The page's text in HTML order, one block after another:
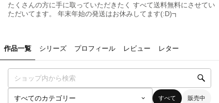
たくさんの方に手に取っていただきたく すべて送料無料にさせてい
ただいてます。 年末年始の発送はお休みしてます(:D)┓
作品一覧 シリーズ プロフィール レビュー レター
すべて 販売中